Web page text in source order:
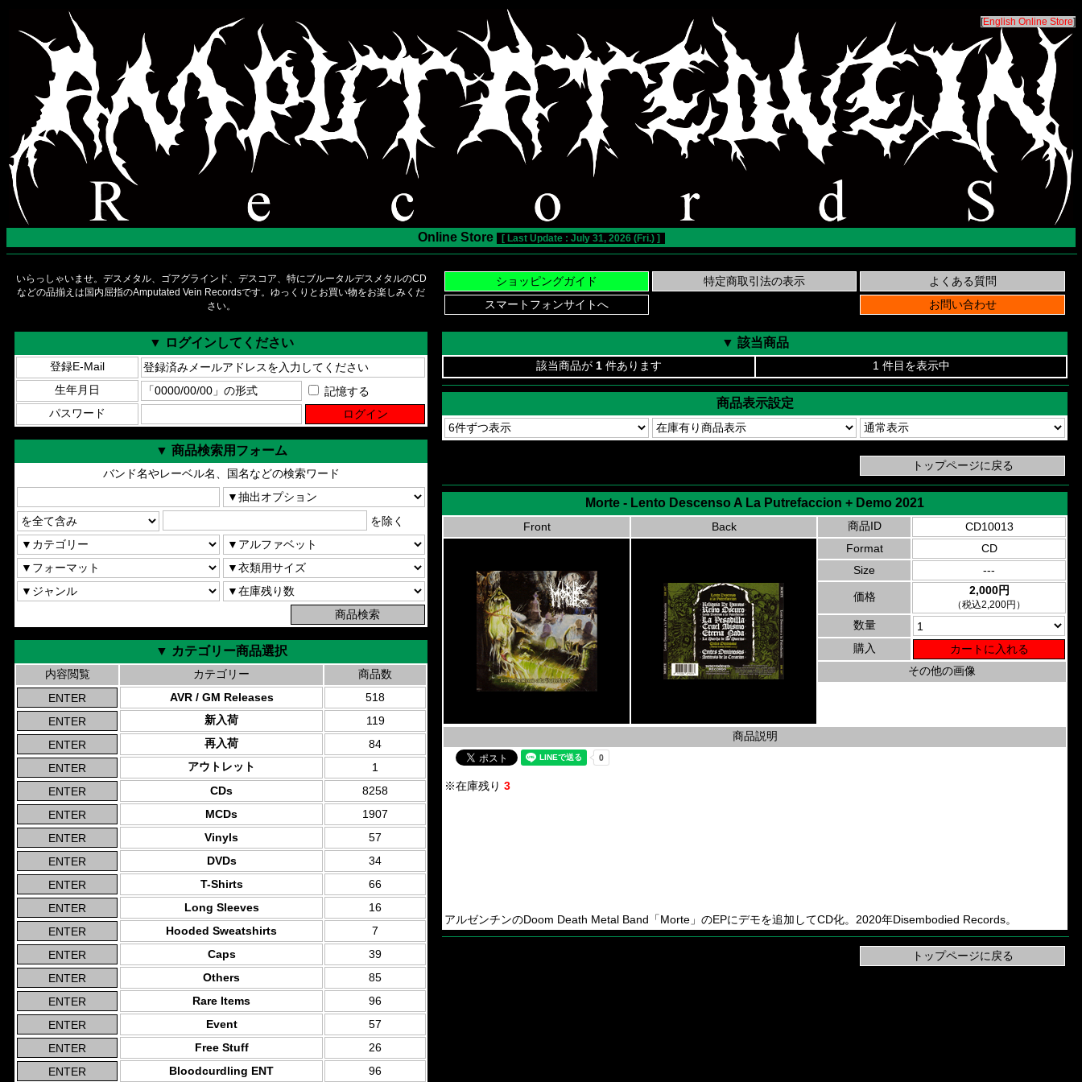
[English Online Store]
Online Store [ Last Update : July 31, 2026 (Fri.) ]
いらっしゃいませ。デスメタル、ゴアグラインド、デスコア、特にブルータルデスメタルのCD
などの品揃えは国内屈指のAmputated Vein Recordsです。ゆっくりとお買い物をお楽しみくだ
さい。
▼ ログインしてください
登録E-Mail
生年月日
記憶する
パスワード
▼ 商品検索用フォーム
バンド名やレーベル名、国名などの検索ワード
を除く
▼ カテゴリー商品選択
内容閲覧 カテゴリー
商品数
AVR / GM Releases
518
新入荷
119
再入荷
84
アウトレット
1
CDs
8258
MCDs
1907
Vinyls
57
DVDs
34
T-Shirts
66
Long Sleeves
16
Hooded Sweatshirts
7
Caps
39
Others
85
Rare Items
96
Event
57
Free Stuff
26
Bloodcurdling ENT
96
▼ 該当商品
該当商品が 1 件あります 1 件目を表示中
商品表示設定
Morte - Lento Descenso A La Putrefaccion + Demo 2021
Front Back 商品ID
CD10013
Format
CD
Size
---
価格 2,000円
（税込2,200円）
数量
購入
その他の画像
商品説明
※在庫残り 3
アルゼンチンのDoom Death Metal Band「Morte」のEPにデモを追加してCD化。2020年Disembodied Records。